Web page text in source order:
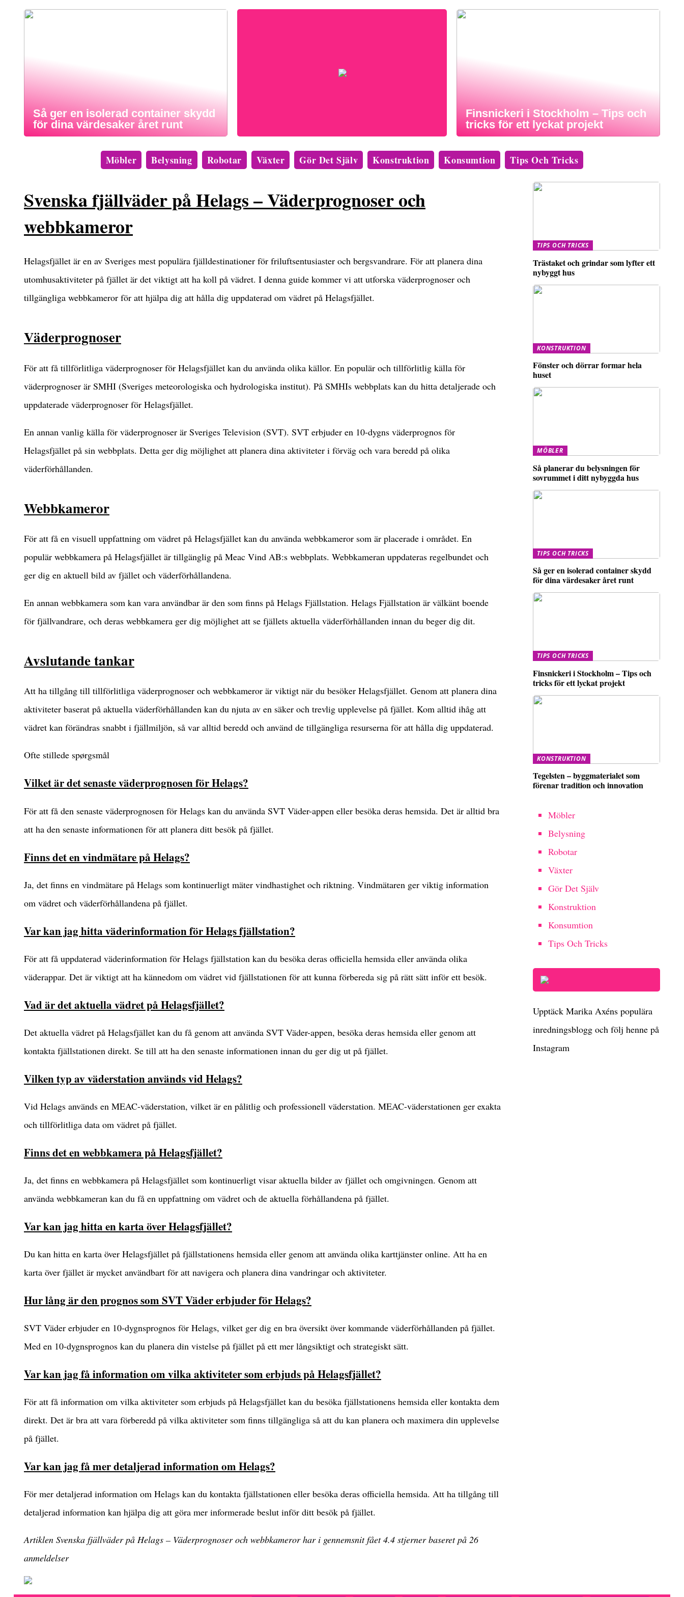
Så ger en isolerad container skydd
för dina värdesaker året runt
Finsnickeri i Stockholm – Tips och
tricks för ett lyckat projekt
Möbler Belysning Robotar Växter Gör Det Själv Konstruktion Konsumtion Tips Och Tricks
Svenska fjällväder på Helags – Väderprognoser och
webbkameror
Helagsfjället är en av Sveriges mest populära fjälldestinationer för friluftsentusiaster och bergsvandrare. För att planera dina
utomhusaktiviteter på fjället är det viktigt att ha koll på vädret. I denna guide kommer vi att utforska väderprognoser och
tillgängliga webbkameror för att hjälpa dig att hålla dig uppdaterad om vädret på Helagsfjället.
Väderprognoser
För att få tillförlitliga väderprognoser för Helagsfjället kan du använda olika källor. En populär och tillförlitlig källa för
väderprognoser är SMHI (Sveriges meteorologiska och hydrologiska institut). På SMHIs webbplats kan du hitta detaljerade och
uppdaterade väderprognoser för Helagsfjället.
En annan vanlig källa för väderprognoser är Sveriges Television (SVT). SVT erbjuder en 10-dygns väderprognos för
Helagsfjället på sin webbplats. Detta ger dig möjlighet att planera dina aktiviteter i förväg och vara beredd på olika
väderförhållanden.
Webbkameror
För att få en visuell uppfattning om vädret på Helagsfjället kan du använda webbkameror som är placerade i området. En
populär webbkamera på Helagsfjället är tillgänglig på Meac Vind AB:s webbplats. Webbkameran uppdateras regelbundet och
ger dig en aktuell bild av fjället och väderförhållandena.
En annan webbkamera som kan vara användbar är den som finns på Helags Fjällstation. Helags Fjällstation är välkänt boende
för fjällvandrare, och deras webbkamera ger dig möjlighet att se fjällets aktuella väderförhållanden innan du beger dig dit.
Avslutande tankar
Att ha tillgång till tillförlitliga väderprognoser och webbkameror är viktigt när du besöker Helagsfjället. Genom att planera dina
aktiviteter baserat på aktuella väderförhållanden kan du njuta av en säker och trevlig upplevelse på fjället. Kom alltid ihåg att
vädret kan förändras snabbt i fjällmiljön, så var alltid beredd och använd de tillgängliga resurserna för att hålla dig uppdaterad.
Ofte stillede spørgsmål
Vilket är det senaste väderprognosen för Helags?
För att få den senaste väderprognosen för Helags kan du använda SVT Väder-appen eller besöka deras hemsida. Det är alltid bra
att ha den senaste informationen för att planera ditt besök på fjället.
Finns det en vindmätare på Helags?
Ja, det finns en vindmätare på Helags som kontinuerligt mäter vindhastighet och riktning. Vindmätaren ger viktig information
om vädret och väderförhållandena på fjället.
Var kan jag hitta väderinformation för Helags fjällstation?
För att få uppdaterad väderinformation för Helags fjällstation kan du besöka deras officiella hemsida eller använda olika
väderappar. Det är viktigt att ha kännedom om vädret vid fjällstationen för att kunna förbereda sig på rätt sätt inför ett besök.
Vad är det aktuella vädret på Helagsfjället?
Det aktuella vädret på Helagsfjället kan du få genom att använda SVT Väder-appen, besöka deras hemsida eller genom att
kontakta fjällstationen direkt. Se till att ha den senaste informationen innan du ger dig ut på fjället.
Vilken typ av väderstation används vid Helags?
Vid Helags används en MEAC-väderstation, vilket är en pålitlig och professionell väderstation. MEAC-väderstationen ger exakta
och tillförlitliga data om vädret på fjället.
Finns det en webbkamera på Helagsfjället?
Ja, det finns en webbkamera på Helagsfjället som kontinuerligt visar aktuella bilder av fjället och omgivningen. Genom att
använda webbkameran kan du få en uppfattning om vädret och de aktuella förhållandena på fjället.
Var kan jag hitta en karta över Helagsfjället?
Du kan hitta en karta över Helagsfjället på fjällstationens hemsida eller genom att använda olika karttjänster online. Att ha en
karta över fjället är mycket användbart för att navigera och planera dina vandringar och aktiviteter.
Hur lång är den prognos som SVT Väder erbjuder för Helags?
SVT Väder erbjuder en 10-dygnsprognos för Helags, vilket ger dig en bra översikt över kommande väderförhållanden på fjället.
Med en 10-dygnsprognos kan du planera din vistelse på fjället på ett mer långsiktigt och strategiskt sätt.
Var kan jag få information om vilka aktiviteter som erbjuds på Helagsfjället?
För att få information om vilka aktiviteter som erbjuds på Helagsfjället kan du besöka fjällstationens hemsida eller kontakta dem
direkt. Det är bra att vara förberedd på vilka aktiviteter som finns tillgängliga så att du kan planera och maximera din upplevelse
på fjället.
Var kan jag få mer detaljerad information om Helags?
För mer detaljerad information om Helags kan du kontakta fjällstationen eller besöka deras officiella hemsida. Att ha tillgång till
detaljerad information kan hjälpa dig att göra mer informerade beslut inför ditt besök på fjället.
Artiklen Svenska fjällväder på Helags – Väderprognoser och webbkameror har i gennemsnit fået4.4 stjerner baseret på 26
anmeldelser
TIPS OCH TRICKS
Trästaket och grindar som lyfter ett
nybyggt hus
KONSTRUKTION
Fönster och dörrar formar hela
huset
MÖBLER
Så planerar du belysningen för
sovrummet i ditt nybyggda hus
TIPS OCH TRICKS
Så ger en isolerad container skydd
för dina värdesaker året runt
TIPS OCH TRICKS
Finsnickeri i Stockholm – Tips och
tricks för ett lyckat projekt
KONSTRUKTION
Tegelsten – byggmaterialet som
förenar tradition och innovation
Möbler
Belysning
Robotar
Växter
Gör Det Själv
Konstruktion
Konsumtion
Tips Och Tricks
Upptäck Marika Axéns populära
inredningsblogg och följ henne på
Instagram